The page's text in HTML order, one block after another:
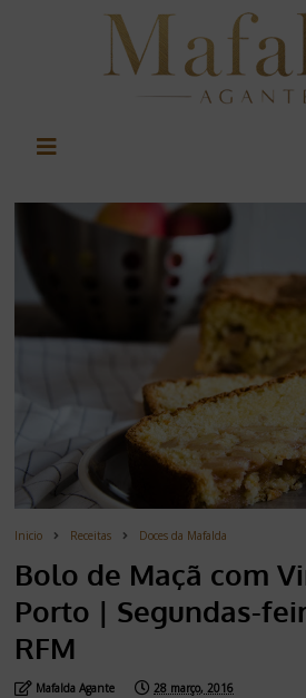
Inicio Receitas Doces da Mafalda
Bolo de Maçã com
Porto | Segundas-
RFM
Mafalda Agante 28 março, 2016